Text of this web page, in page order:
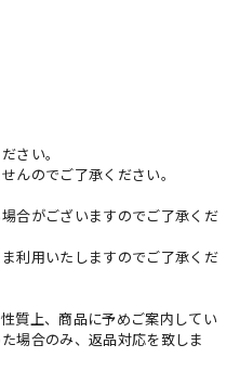
さい。
んのでご了承ください。
合がございますのでご了承くだ
利用いたしますのでご了承くだ
質上、商品に予めご案内してい
場合のみ、返品対応を致しま